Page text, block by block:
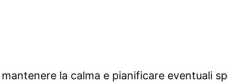
la calma e pianificare eventuali